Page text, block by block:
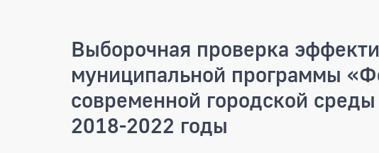
Выборочная проверка
муниципальной программы
современной городской
2018-2022 годы